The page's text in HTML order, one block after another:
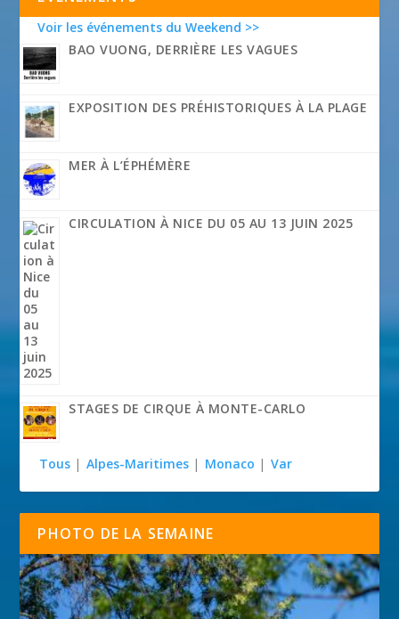
Voir les événements du Weekend >>
BAO VUONG, DERRIÈRE LES VAGUES
EXPOSITION DES PRÉHISTORIQUES À LA PLAGE
MER À L’ÉPHÉMÈRE
CIRCULATION À NICE DU 05 AU 13 JUIN 2025
STAGES DE CIRQUE À MONTE-CARLO
Tous | Alpes-Maritimes | Monaco | Var
PHOTO DE LA SEMAINE